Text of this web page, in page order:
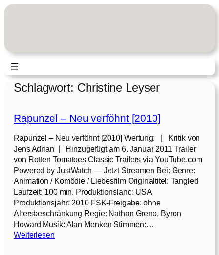
Zum
Schlagwort: Christine Leyser
Rapunzel – Neu verföhnt [2010]
Rapunzel – Neu verföhnt [2010] Wertung: | Kritik von
Jens Adrian | Hinzugefügt am 6. Januar 2011 Trailer
von Rotten Tomatoes Classic Trailers via YouTube.com
Powered by JustWatch — Jetzt Streamen Bei: Genre:
Animation / Komödie / Liebesfilm Originaltitel: Tangled
Laufzeit: 100 min. Produktionsland: USA
Produktionsjahr: 2010 FSK-Freigabe: ohne
Altersbeschränkung Regie: Nathan Greno, Byron
Howard Musik: Alan Menken Stimmen:…
Weiterlesen: